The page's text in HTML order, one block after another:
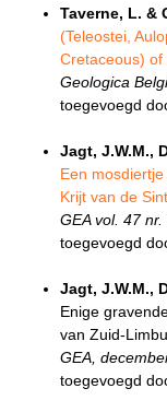
Taverne, L. &
(Teleostei,
Cretaceous)
Geologica
toegevoegd
Jagt, J.W.M.,
Een
Krijt van de
GEA vol. 47 nr.
toegevoegd
Jagt, J.W.M.,
Enige
van Zuid-
GEA,
toegevoegd